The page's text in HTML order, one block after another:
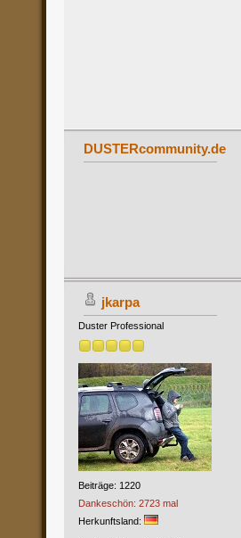
DUSTERcommunity.de
jkarpa
Duster Professional
Beiträge: 1220
Dankeschön: 2723 mal
Herkunftsland: